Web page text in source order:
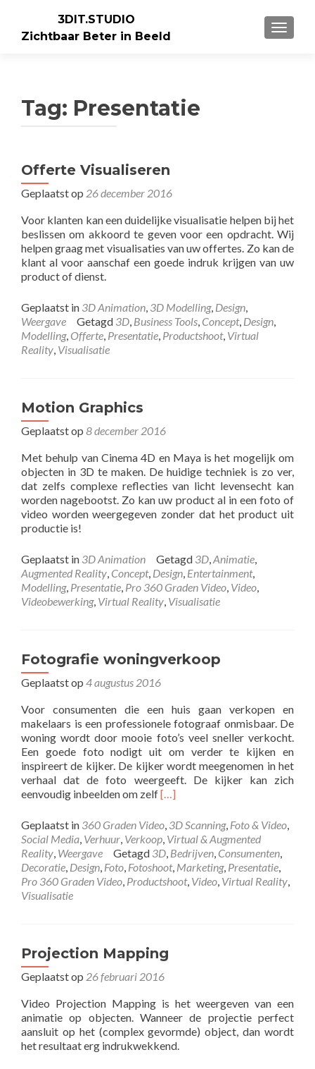
3DIT.STUDIO
Zichtbaar Beter in Beeld
Tag: Presentatie
Offerte Visualiseren
Geplaatst op 26 december 2016
Voor klanten kan een duidelijke visualisatie helpen bij het
beslissen om akkoord te geven voor een opdracht. Wij
helpen graag met visualisaties van uw offertes. Zo kan de
klant al voor aanschaf een goede indruk krijgen van uw
product of dienst.
Geplaatst in 3D Animation, 3D Modelling, Design,
Weergave
Getagd 3D, Business Tools, Concept, Design,
Modelling, Offerte, Presentatie, Productshoot, Virtual
Reality, Visualisatie
Motion Graphics
Geplaatst op 8 december 2016
Met behulp van Cinema 4D en Maya is het mogelijk om
objecten in 3D te maken. De huidige techniek is zo ver,
dat zelfs complexe reflecties van licht levensecht kan
worden nagebootst. Zo kan uw product al in een foto of
video worden weergegeven zonder dat het product uit
productie is!
Geplaatst in 3D Animation Getagd 3D,Animatie,
Augmented Reality, Concept, Design, Entertainment,
Modelling, Presentatie, Pro 360 Graden Video, Video,
Videobewerking, Virtual Reality, Visualisatie
Fotografie woningverkoop
Geplaatst op 4 augustus 2016
Voor consumenten die een huis gaan verkopen en
makelaars is een professionele fotograaf onmisbaar. De
woning wordt door mooie foto’s veel sneller verkocht.
Een goede foto nodigt uit om verder te kijken en
inspireert de kijker. De kijker wordt meegenomen in het
verhaal dat de foto weergeeft. De kijker kan zich
eenvoudig inbeelden om zelfLees
overFotografie
woningverkoop
[…]
Geplaatst in 360 Graden Video, 3D Scanning, Foto & Video,
Social Media, Verhuur, Verkoop, Virtual & Augmented
Reality, Weergave Getagd 3D, Bedrijven, Consumenten,
Decoratie, Design, Foto, Fotoshoot, Marketing, Presentatie,
Pro 360 Graden Video, Productshoot, Video, Virtual Reality,
Visualisatie
Projection Mapping
Geplaatst op 26 februari 2016
Video Projection Mapping is het weergeven van een
animatie op objecten. Wanneer de projectie perfect
aansluit op het (complex gevormde) object, dan wordt
het resultaat erg indrukwekkend.